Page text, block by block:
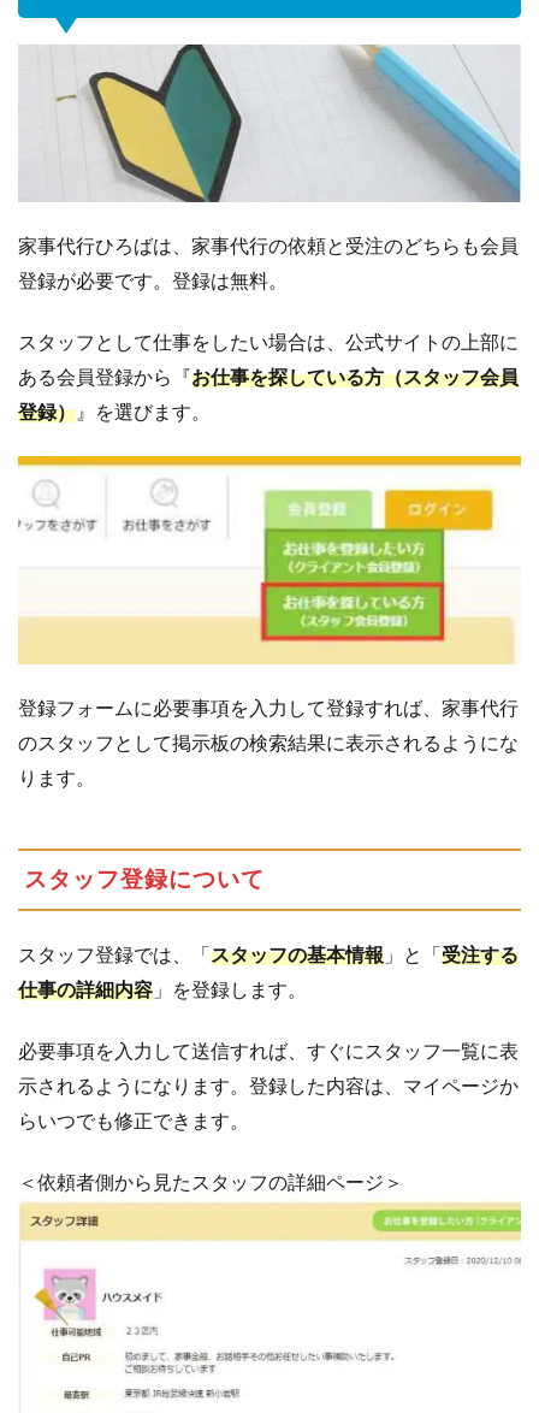
家事代行ひろばは、家事代行の依頼と受注のどちらも会員
登録が必要です。登録は無料。
スタッフとして仕事をしたい場合は、公式サイトの上部に
ある会員登録から『お仕事を探している方（スタッフ会員
登録） 』を選びます。
登録フォームに必要事項を入力して登録すれば、家事代行
のスタッフとして掲示板の検索結果に表示されるようにな
ります。
スタッフ登録について
スタッフ登録では、「 スタッフの基本情報 」と「 受注する
仕事の詳細内容 」を登録します。
必要事項を入力して送信すれば、すぐにスタッフ一覧に表
示されるようになります。登録した内容は、マイページか
らいつでも修正できます。
＜依頼者側から見たスタッフの詳細ページ＞